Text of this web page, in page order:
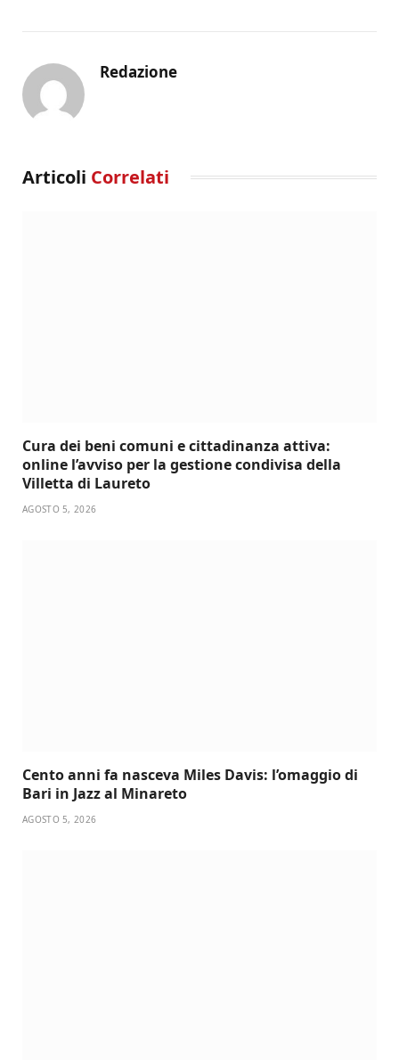
Redazione
Articoli Correlati
Cura dei beni comuni e cittadinanza attiva:
online l’avviso per la gestione condivisa della
Villetta di Laureto
AGOSTO 5, 2026
Cento anni fa nasceva Miles Davis: l’omaggio di
Bari in Jazz al Minareto
AGOSTO 5, 2026